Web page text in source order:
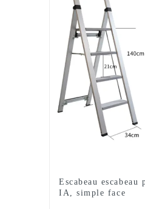
Escabeau
IA, simple face